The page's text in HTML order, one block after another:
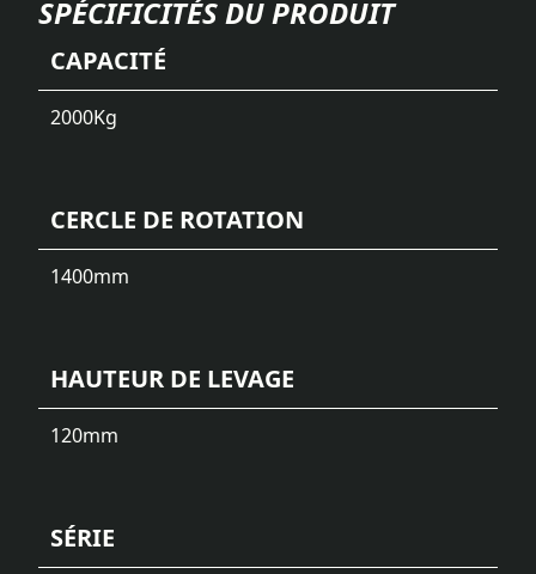
SPÉCIFICITÉS DU PRODUIT
CAPACITÉ
2000Kg
CERCLE DE ROTATION
1400mm
HAUTEUR DE LEVAGE
120mm
SÉRIE